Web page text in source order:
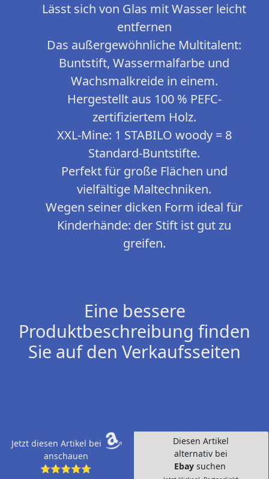
Lässt sich von Glas mit Wasser leicht
entfernen
Das außergewöhnliche Multitalent:
Buntstift, Wassermalfarbe und
Wachsmalkreide in einem.
Hergestellt aus 100 % PEFC-
zertifiziertem Holz.
XXL-Mine: 1 STABILO woody = 8
Standard-Buntstifte.
Perfekt für große Flächen und
vielfältige Maltechniken.
Wegen seiner dicken Form ideal für
Kinderhände: der Stift ist gut zu
greifen.
Eine bessere
Produktbeschreibung finden
Sie auf den Verkaufsseiten
Jetzt diesen Artikel bei
anschauen
⭐⭐⭐⭐⭐
Diesen Artikel
alternativ bei
Ebay suchen